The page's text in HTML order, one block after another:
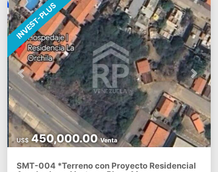
Previous Next
SMT-004 *Terreno con Proyecto Residencial
US$450,000.00Venta
INVEST-PLUS